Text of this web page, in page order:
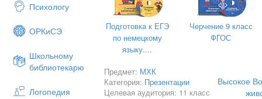
Психологу
ОРКиСЭ
Школьному
библиотекарю
Логопедия
Подготовка к ЕГЭ
по немецкому
языку....
Черчение 9 класс
ФГОС
Предмет: МХК
Категория: Презентации
Целевая аудитория: 11 класс
Высокое